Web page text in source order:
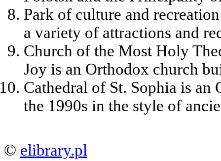
Park of culture and
a variety of attractions and
Church of the Most Holy
Joy is an Orthodox church
Cathedral of St. Sophia is
the 1990s in the style of
© elibrary.pl